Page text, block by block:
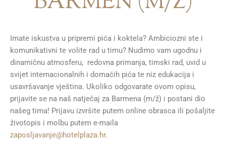
Imate iskustva u pripremi pića i koktela? Ambiciozni ste i
komunikativni te volite rad u timu? Nudimo vam ugodnu i
dinamičnu atmosferu, redovna primanja, timski rad, uvid u
svijet internacionalnih i domaćih pića te niz edukacija i
usavršavanje vještina. Ukoliko odgovarate ovom opisu,
prijavite se na naš natječaj za Barmena (m/ž) i postani dio
našeg tima! Prijavu izvršite putem online obrasca ili pošaljite
životopis i molbu putem e-maila
zaposljavanje@hotelplaza.hr.